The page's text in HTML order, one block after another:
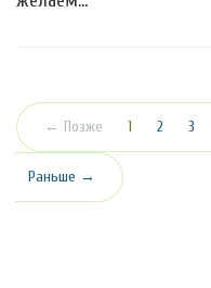
← Позже 1 (текущая)
2 3
Раньше →